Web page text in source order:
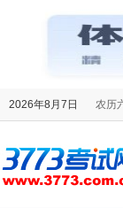
2026年8月7日 农历